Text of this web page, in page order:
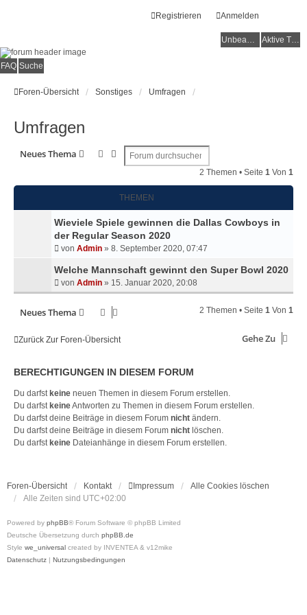
Anmelden
Registrieren
Unbeantwortete Themen Aktive Themen
FAQ Suche
Foren-Übersicht Sonstiges Umfragen
Umfragen
Neues Thema SucheErweiterte Suche
2 Themen • Seite 1 Von 1
THEMEN
Wieviele Spiele gewinnen die Dallas Cowboys in
der Regular Season 2020
von Admin » 8. September 2020, 07:47
Welche Mannschaft gewinnt den Super Bowl 2020
von Admin » 15. Januar 2020, 20:08
Neues Thema 2 Themen • Seite 1 Von 1
Zurück Zur Foren-Übersicht Gehe Zu
BERECHTIGUNGEN IN DIESEM FORUM
Du darfst keine neuen Themen in diesem Forum erstellen.
Du darfst keineAntworten zu Themen in diesem Forum erstellen.
Du darfst deine Beiträge in diesem Forum nicht ändern.
Du darfst deine Beiträge in diesem Forum nicht löschen.
Du darfst keine Dateianhänge in diesem Forum erstellen.
Foren-Übersicht Kontakt Impressum
Alle Cookies löschen
Alle Zeiten sind UTC+02:00
Powered by phpBB® Forum Software © phpBB Limited
Deutsche Übersetzung durch phpBB.de
Style we_universal created by INVENTEA & v12mike
Datenschutz | Nutzungsbedingungen